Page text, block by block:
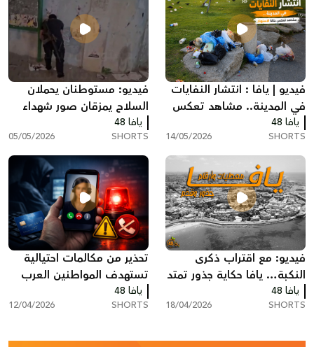
فيديو | يافا : انتشار النفايات
في المدينة.. مشاهد تعكس
حالة من الاستهتار
يافا 48
SHORTS
14/05/2026
فيديو: مستوطنان يحملان
السلاح يمزقان صور شهداء
أطفال غزة في يافا
يافا 48
SHORTS
05/05/2026
فيديو: مع اقتراب ذكرى
النكبة… يافا حكاية جذور تمتد
لآلاف السنين
يافا 48
SHORTS
18/04/2026
تحذير من مكالمات احتيالية
تستهدف المواطنين العرب
عبر انتحال صفة شركات جباية
يافا 48
SHORTS
12/04/2026